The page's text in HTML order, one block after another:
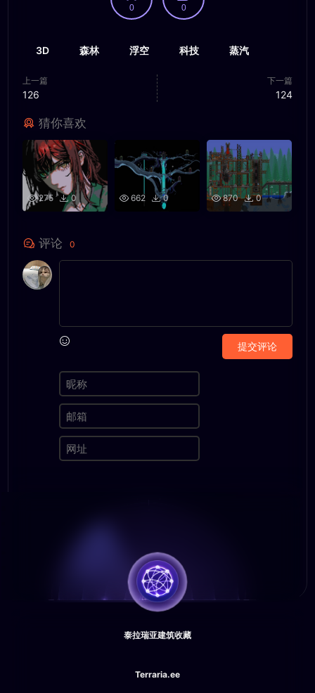
0 0
3D 森林 浮空 科技 蒸汽
上一篇
126
下一篇
124
猜你喜欢
275 0 662 0 870 0
评论 0
提交评论
泰拉瑞亚建筑收藏
Terraria.ee